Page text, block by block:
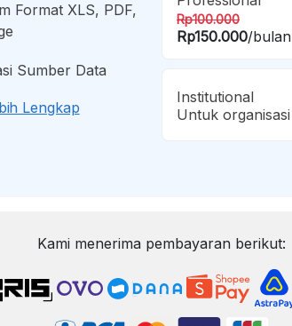
Format XLS, PDF,
Sumber Data
Lengkap
Rp100.000
Rp150.000/bulan
Institutional
Untuk organisasi
Kami menerima pembayaran berikut: